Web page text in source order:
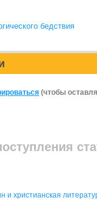
бедствия
(чтобы
и христианская